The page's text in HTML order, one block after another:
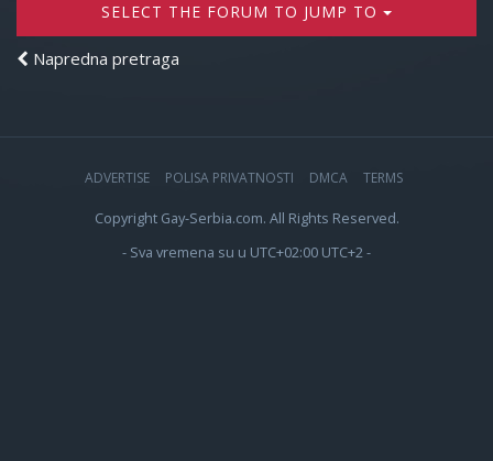
SELECT THE FORUM TO JUMP TO
Napredna pretraga
ADVERTISE POLISA PRIVATNOSTI DMCA TERMS
Copyright Gay-Serbia.com. All Rights Reserved.
- Sva vremena su u UTC+02:00 UTC+2 -